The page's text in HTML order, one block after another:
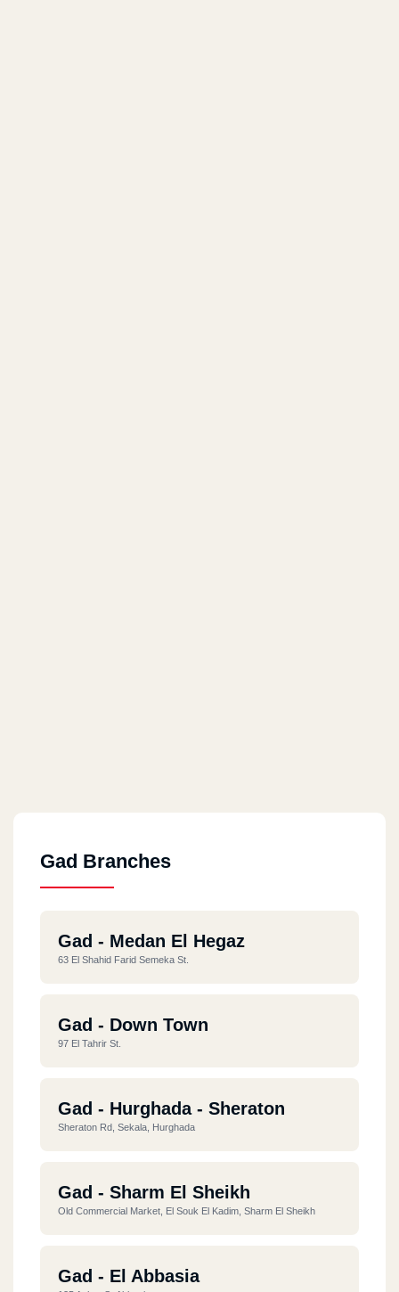
Gad Branches
Gad - Medan El Hegaz
63 El Shahid Farid Semeka St.
Gad - Down Town
97 El Tahrir St.
Gad - Hurghada - Sheraton
Sheraton Rd, Sekala, Hurghada
Gad - Sharm El Sheikh
Old Commercial Market, El Souk El Kadim, Sharm El Sheikh
Gad - El Abbasia